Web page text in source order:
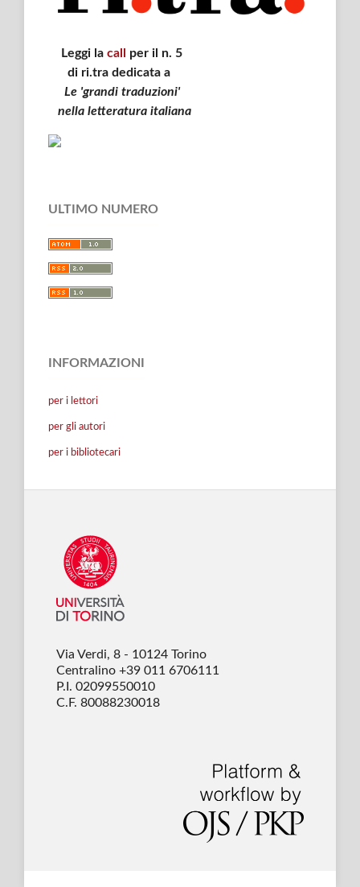
Leggi la call
per il n. 5
di ri.tra dedicata a
Le 'grandi traduzioni'
nella letteratura italiana
ULTIMO NUMERO
INFORMAZIONI
per i lettori
per gli autori
per i bibliotecari
Via Verdi, 8 - 10124 Torino
Centralino +39 011 6706111
P.I. 02099550010
C.F. 80088230018